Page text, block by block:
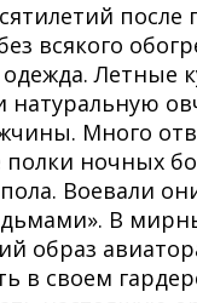
всякого
Летные
натуральную
Много
ночных
Воевали
В
образ
в своем